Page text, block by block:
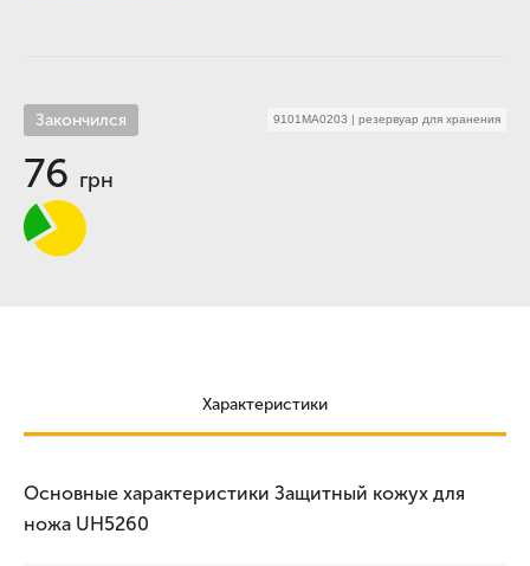
Закончился 9101MA0203 | резервуар для хранения
76 грн
Характеристики
Основные характеристики Защитный кожух для
ножа UH5260